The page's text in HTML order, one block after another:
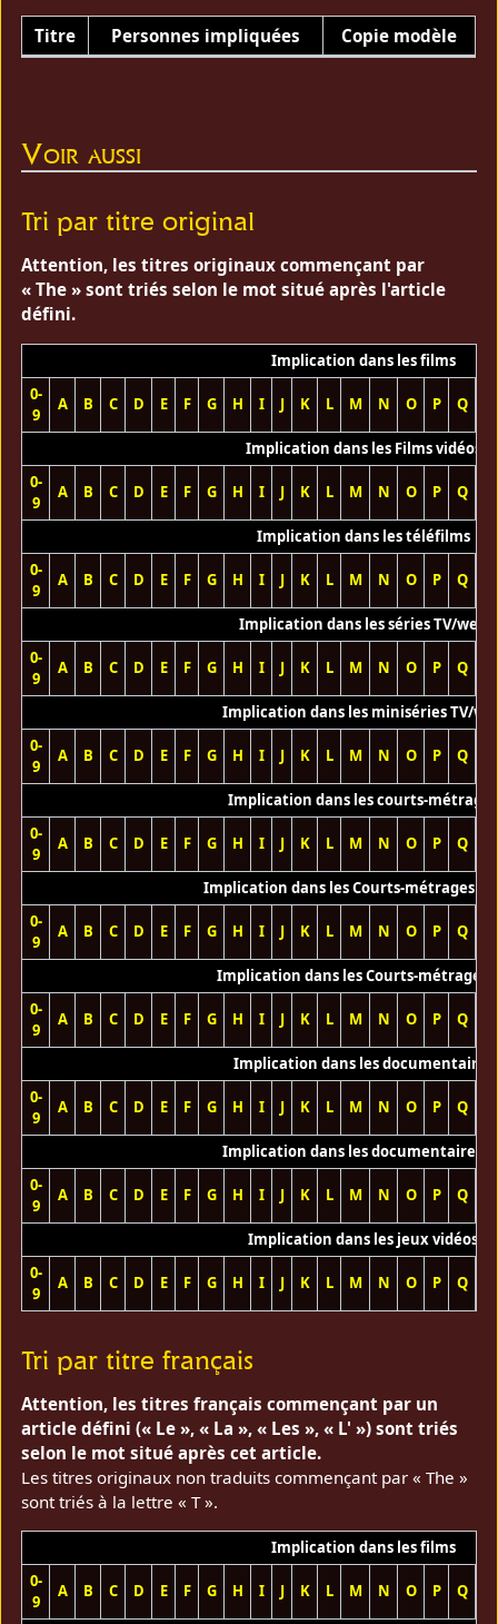
Titre Personnes impliquées Copie modèle
Voir aussi
Tri par titre original
Attention, les titres originaux commençant par
« The » sont triés selon le mot situé après l'article
défini.
Implication dans les films
0-
9
A B C D E F G H I J K L M N O P Q
Implication dans les Films vidéos
0-
9
A B C D E F G H I J K L M N O P Q
Implication dans les téléfilms
0-
9
A B C D E F G H I J K L M N O P Q
Implication dans les séries TV/web
0-
9
A B C D E F G H I J K L M N O P Q
Implication dans les miniséries TV/
0-
9
A B C D E F G H I J K L M N O P Q
Implication dans les courts-métrages
0-
9
A B C D E F G H I J K L M N O P Q
Implication dans les Courts-métrages
0-
9
A B C D E F G H I J K L M N O P Q
Implication dans les Courts-métrages
0-
9
A B C D E F G H I J K L M N O P Q
Implication dans les documentaires
0-
9
A B C D E F G H I J K L M N O P Q
Implication dans les documentaires
0-
9
A B C D E F G H I J K L M N O P Q
Implication dans les jeux vidéos
0-
9
A B C D E F G H I J K L M N O P Q
Tri par titre français
Attention, les titres français commençant par un
article défini (« Le », « La », « Les », « L' ») sont triés
selon le mot situé après cet article.
Les titres originaux non traduits commençant par « The »
sont triés à la lettre « T ».
Implication dans les films
0-
9
A B C D E F G H I J K L M N O P Q